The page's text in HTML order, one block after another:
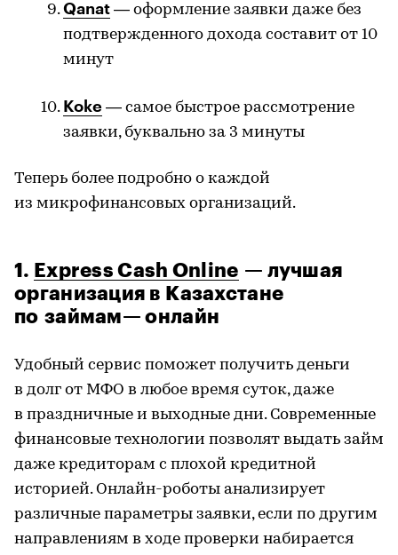
Qanat — оформление заявки даже без
подтвержденного дохода составит от 10
минут
Koke — самое быстрое рассмотрение
заявки, буквально за 3 минуты
Теперь более подробно о каждой
из микрофинансовых организаций.
1. Express Cash Online — лучшая
организация в Казахстане
по займам— онлайн
Удобный сервис поможет получить деньги
в долг от МФО в любое время суток, даже
в праздничные и выходные дни. Современные
финансовые технологии позволят выдать займ
даже кредиторам с плохой кредитной
историей. Онлайн-роботы анализирует
различные параметры заявки, если по другим
направлениям в ходе проверки набирается